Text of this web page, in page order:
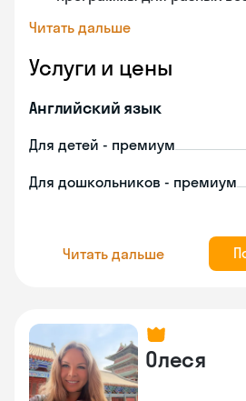
Читать дальше
Услуги и цены
Английский язык
Для детей - премиум
Для дошкольников - премиум
Читать дальше
Олеся